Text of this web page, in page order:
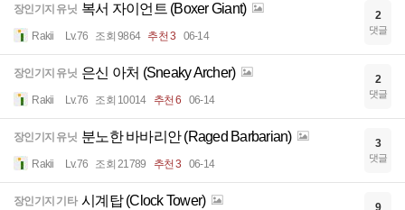
장인기지 유닛 복서 자이언트 (Boxer Giant)
Rakii Lv.76 조회 9864 추천 3 06-14
2
댓글
장인기지 유닛 은신 아처 (Sneaky Archer)
Rakii Lv.76 조회 10014 추천 6 06-14
2
댓글
장인기지 유닛 분노한 바바리안 (Raged Barbarian)
Rakii Lv.76 조회 21789 추천 3 06-14
3
댓글
장인기지 기타 시계탑 (Clock Tower) 9